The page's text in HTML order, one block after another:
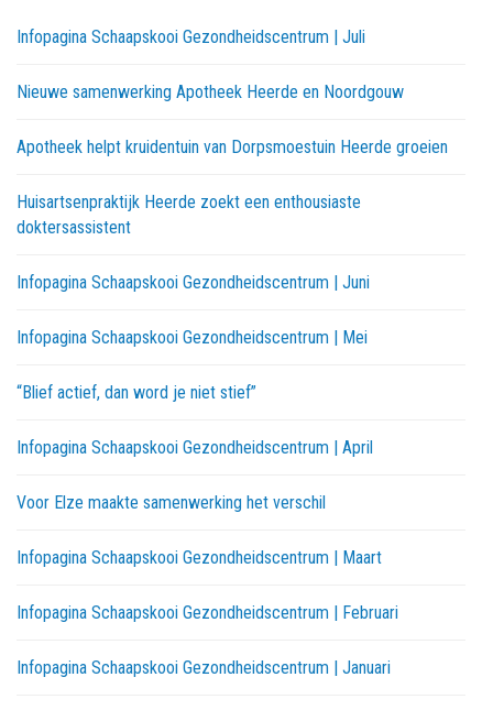
Infopagina Schaapskooi Gezondheidscentrum | Juli
Nieuwe samenwerking Apotheek Heerde en Noordgouw
Apotheek helpt kruidentuin van Dorpsmoestuin Heerde groeien
Huisartsenpraktijk Heerde zoekt een enthousiaste
doktersassistent
Infopagina Schaapskooi Gezondheidscentrum | Juni
Infopagina Schaapskooi Gezondheidscentrum | Mei
“Blief actief, dan word je niet stief”
Infopagina Schaapskooi Gezondheidscentrum | April
Voor Elze maakte samenwerking het verschil
Infopagina Schaapskooi Gezondheidscentrum | Maart
Infopagina Schaapskooi Gezondheidscentrum | Februari
Infopagina Schaapskooi Gezondheidscentrum | Januari